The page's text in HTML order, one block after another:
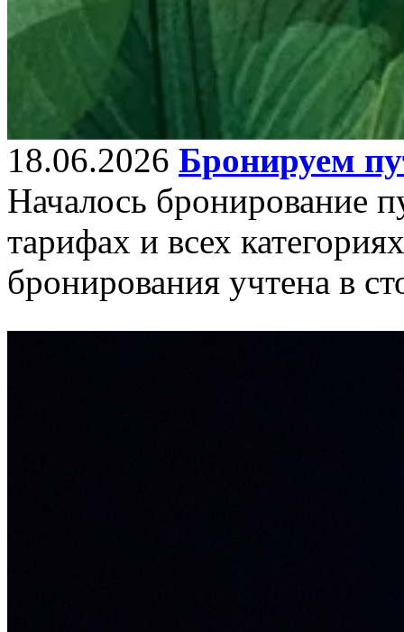
18.06.2026 Бронируем
Началось бронирование
тарифах и всех
бронирования учтена в